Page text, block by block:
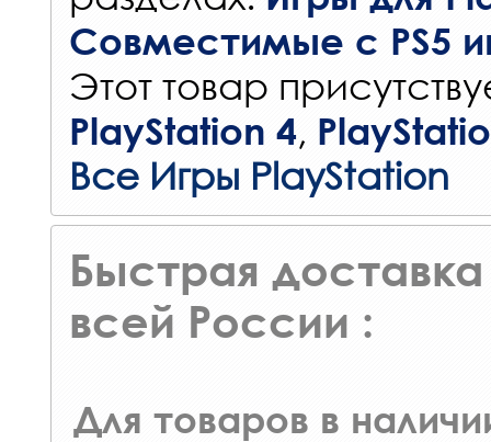
Совместимые с PS5
Этот товар
PlayStation 4,
Все Игры PlayStation
Быстрая доставка
всей России :
Для товаров в